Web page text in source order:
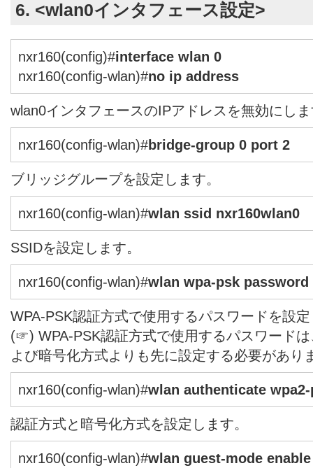
6. <wlan0インタフェース設定>
nxr160(config)#interface wlan 0
nxr160(config-wlan)#no ip address
wlan0インタフェースのIPアドレスを無効にし
nxr160(config-wlan)#bridge-group 0 port 2
ブリッジグループを設定します。
nxr160(config-wlan)#wlan ssid nxr160wlan0
SSIDを設定します。
nxr160(config-wlan)#wlan wpa-psk password
WPA-PSK認証方式で使用するパスワードを設
(☞) WPA-PSK認証方式で使用するパスワード
よび暗号化方式よりも先に設定する必要があり
nxr160(config-wlan)#wlan authenticate
認証方式と暗号化方式を設定します。
nxr160(config-wlan)#wlan guest-mode enable